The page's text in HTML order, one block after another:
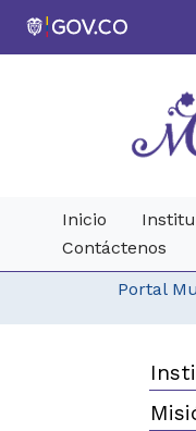
Inicio
Contáctenos
Portal